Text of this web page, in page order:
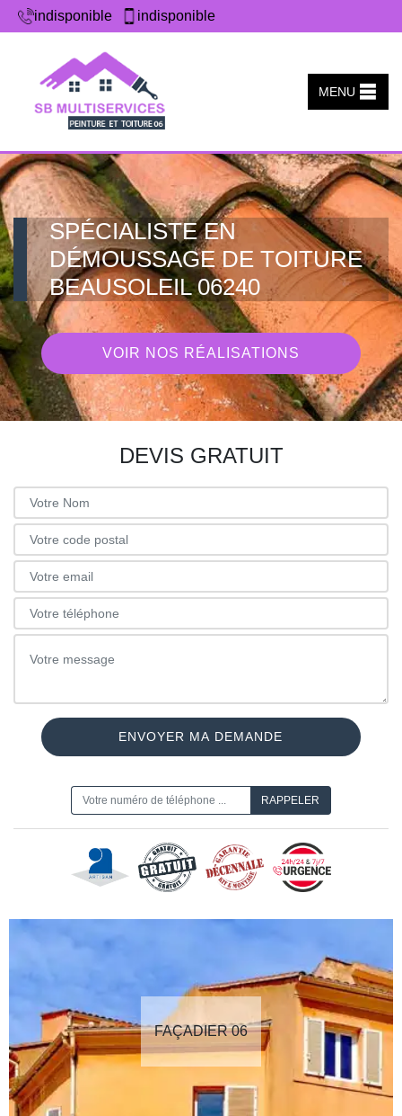
indisponible indisponible
MENU
SPÉCIALISTE EN
DÉMOUSSAGE DE TOITURE
BEAUSOLEIL 06240
VOIR NOS RÉALISATIONS
DEVIS GRATUIT
FAÇADIER 06